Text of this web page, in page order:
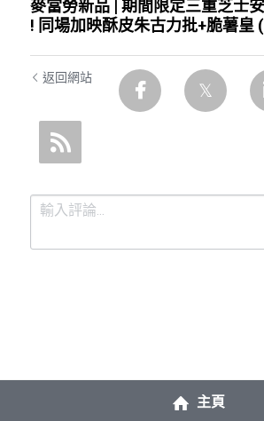
麥當勞新品 | 期間限定三重芝士
! 同場加映酥皮朱古力批+脆薯皇
返回網站
主頁